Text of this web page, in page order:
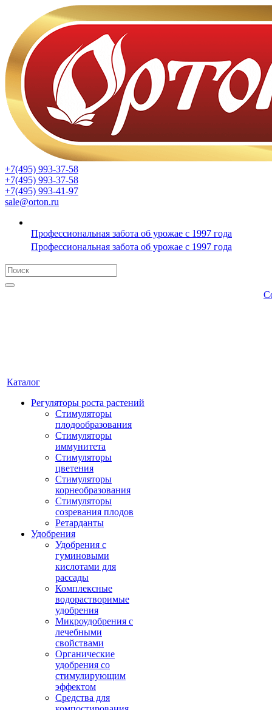
+7(495) 993-37-58
+7(495) 993-37-58
+7(495) 993-41-97
sale@orton.ru
Профессиональная забота об урожае с 1997 года
Профессиональная забота об урожае с 1997 года
Каталог
Регуляторы роста растений
Стимуляторы
плодообразования
Стимуляторы
иммунитета
Стимуляторы
цветения
Стимуляторы
корнеобразования
Стимуляторы
созревания плодов
Ретарданты
Удобрения
Удобрения с
гуминовыми
кислотами для
рассады
Комплексные
водорастворимые
удобрения
Микроудобрения с
лечебными
свойствами
Органические
удобрения со
стимулирующим
эффектом
Средства для